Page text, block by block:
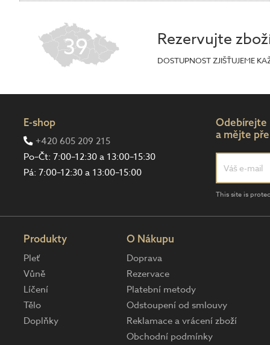
39 Rezervujte
DOSTUPNOST ZJIŠŤUJEME
E-shop
+420 605 209 215
Po–Čt: 7:00–12:30 a 13:00–15:30
Pá: 7:00–12:30 a 13:00–15:00
Odebírejte
a mějte
This site is
Produkty
Pleť
Vůně
Líčení
Tělo
Doplňky
O Nákupu
Doprava
Rezervace
Platební metody
Odstoupení od smlouvy
Reklamace a vrácení zboží
Obchodní podmínky